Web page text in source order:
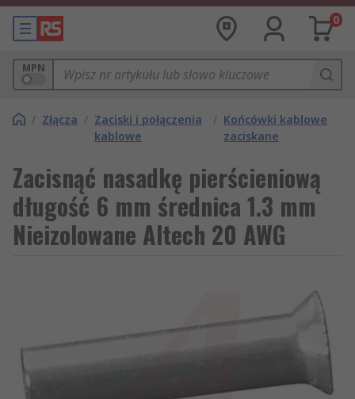
0
MPN
/ Złącza / Zaciski i połączenia
kablowe
/ Końcówki kablowe
zaciskane
Zacisnąć nasadkę pierścieniową
długość 6 mm średnica 1.3 mm
Nieizolowane Altech 20 AWG